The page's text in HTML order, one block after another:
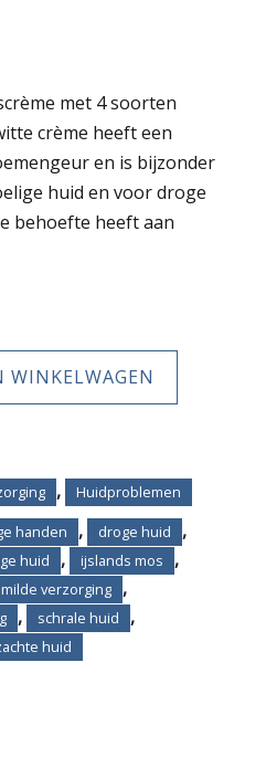
met 4 soorten
crème heeft een
en is bijzonder
huid en voor droge
behoefte heeft aan
WINKELWAGEN
, Huidproblemen
handen , droge huid ,
huid , ijslands mos ,
milde verzorging ,
, schrale huid ,
huid